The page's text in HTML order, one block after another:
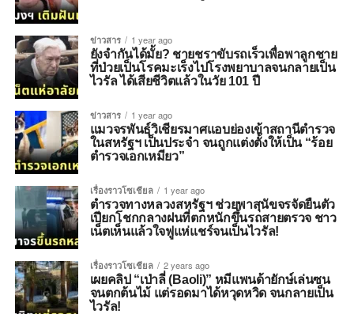
ข่าวสาร 1 year ago
ยังจำกันได้มั้ย? ชายชราขับรถเร็วเพื่อพาลูกชาย
ที่ป่วยเป็นโรคมะเร็งไปโรงพยาบาลจนกลายเป็น
ไวรัล ได้เสียชีวิตแล้วในวัย 101 ปี
ข่าวสาร 1 year ago
แมวจรพันธุ์วิเชียรมาศแอบย่องเข้าสถานีตำรวจ
ในสหรัฐฯ เป็นประจำ จนถูกแต่งตั้งให้เป็น “ร้อย
ตำรวจเอกเหมียว”
เรื่องราวโซเชียล 1 year ago
ตำรวจทางหลวงสหรัฐฯ ช่วยพาสุนัขจรจัดยืนตัว
เปียกโชกกลางฝนที่ตกหนักขึ้นรถสายตรวจ ชาว
เน็ตเห็นแล้วใจฟูแห่แชร์จนเป็นไวรัล!
เรื่องราวโซเชียล 2 years ago
เผยคลิป “เป่าลี่ (Baoli)” หมีแพนด้ายักษ์เล่นซน
จนตกต้นไม้ แต่รอดมาได้หวุดหวิด จนกลายเป็น
ไวรัล!